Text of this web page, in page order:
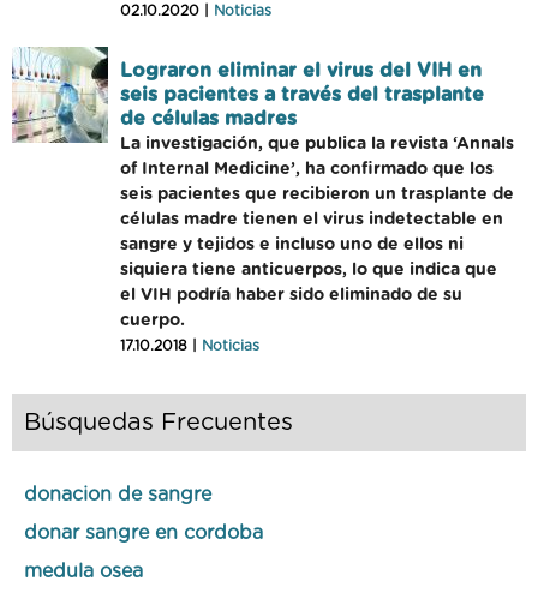
02.10.2020 | Noticias
Lograron eliminar el virus del VIH en
seis pacientes a través del trasplante
de células madres
La investigación, que publica la revista ‘Annals
of Internal Medicine’, ha confirmado que los
seis pacientes que recibieron un trasplante de
células madre tienen el virus indetectable en
sangre y tejidos e incluso uno de ellos ni
siquiera tiene anticuerpos, lo que indica que
el VIH podría haber sido eliminado de su
cuerpo.
17.10.2018 | Noticias
Búsquedas Frecuentes
donacion de sangre
donar sangre en cordoba
medula osea